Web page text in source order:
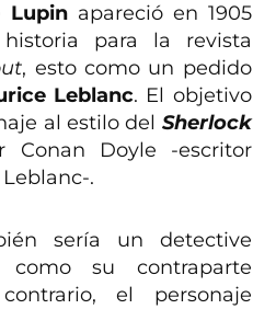
Lupinapareció en 1905
para la revista
, esto como un pedido
Leblanc. El objetivo
al estilo del Sherlock
Conan Doyle -escritor
.
sería un detective
su contraparte
el personaje